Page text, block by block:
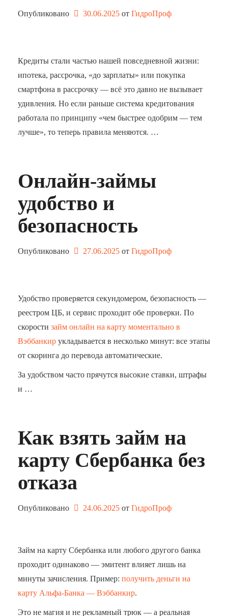
Опубликовано 30.06.2025 от ГидроПроф
Кредиты стали частью нашей повседневной жизни:
ипотека, рассрочка, «до зарплаты» или покупка
смартфона в рассрочку — всё это давно не вызывает
удивления. Но если раньше система кредитования
работала по принципу «чем быстрее одобрим — тем
лучше», то теперь правила меняются. …
Онлайн-займы
удобство и
безопасность
Опубликовано 27.06.2025 от ГидроПроф
Удобство проверяется секундомером, безопасность —
реестром ЦБ, и сервис проходит обе проверки. По
скорости займ онлайн на карту моментально в
Вэббанкир укладывается в несколько минут: все этапы
от скоринга до перевода автоматические.
За удобством часто прячутся высокие ставки, штрафы
и …
Как взять займ на
карту Сбербанка без
отказа
Опубликовано 24.06.2025 от ГидроПроф
Займ на карту Сбербанка или любого другого банка
проходит одинаково — эмитент влияет лишь на
минуты зачисления. Пример: получить деньги на
карту Альфа-Банка — Вэббанкир.
Это не магия и не рекламный трюк — а реальная